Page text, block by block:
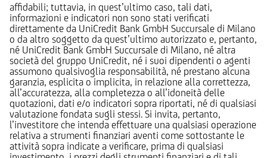
affidabili; tuttavia, in quest’ultimo caso, tali dati,
informazioni e indicatori non sono stati verificati
direttamente da UniCredit Bank GmbH Succursale di Milano
o da altro soggetto da quest’ultimo autorizzato e, pertanto,
né UniCredit Bank GmbH Succursale di Milano, né altra
società del gruppo UniCredit, né i suoi dipendenti o agenti
assumono qualsivoglia responsabilità, né prestano alcuna
garanzia, esplicita o implicita, in relazione alla correttezza,
all’accuratezza, alla completezza o all’idoneità delle
quotazioni, dati e/o indicatori sopra riportati, né di qualsiasi
valutazione fondata sugli stessi. Si invita, pertanto,
l’investitore che intenda effettuare una qualsiasi operazione
relativa a strumenti finanziari aventi come sottostante le
attività sopra indicate a verificare, prima di qualsiasi